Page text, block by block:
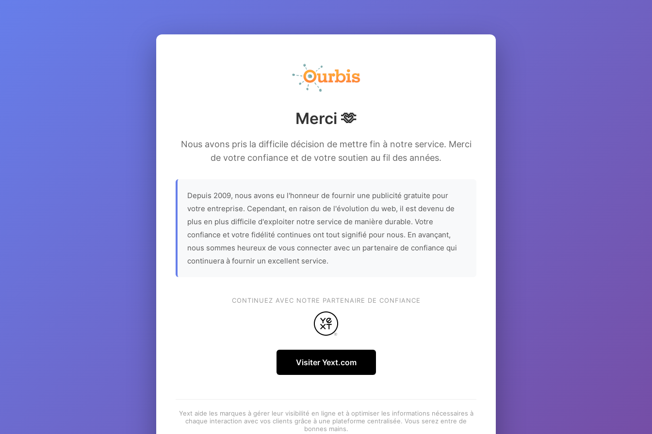
Merci 🫶
Nous avons pris la difficile décision de mettre fin à notre service. Merci
de votre confiance et de votre soutien au fil des années.
Depuis 2009, nous avons eu l'honneur de fournir une publicité gratuite pour
votre entreprise. Cependant, en raison de l'évolution du web, il est devenu de
plus en plus difficile d'exploiter notre service de manière durable. Votre
confiance et votre fidélité continues ont tout signifié pour nous. En avançant,
nous sommes heureux de vous connecter avec un partenaire de confiance qui
continuera à fournir un excellent service.
CONTINUEZ AVEC NOTRE PARTENAIRE DE CONFIANCE
Visiter Yext.com
Yext aide les marques à gérer leur visibilité en ligne et à optimiser les informations nécessaires à
chaque interaction avec vos clients grâce à une plateforme centralisée. Vous serez entre de
bonnes mains.